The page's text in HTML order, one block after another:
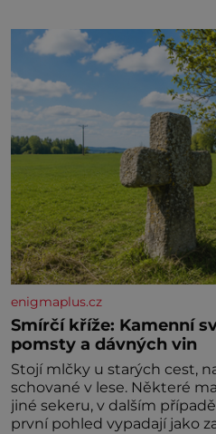
enigmaplus.cz
Smírčí kříže: Kamenní
pomsty a dávných vin
Stojí mlčky u starých cest,
schované v lese. Některé
jiné sekeru, v dalším
první pohled vypadají jako